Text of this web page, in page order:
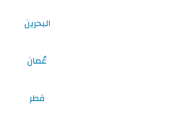
البحرين
عُمان
قطر